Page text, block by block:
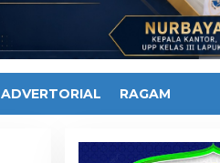
ADVERTORIAL RAGAM